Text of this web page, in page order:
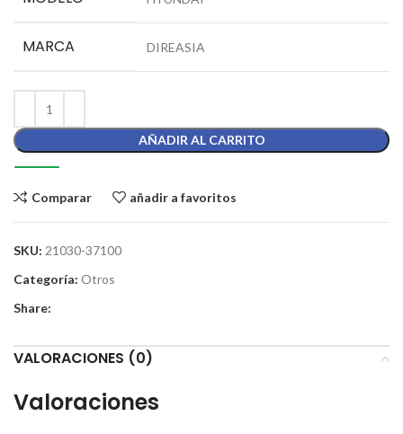
MARCA DIREASIA
AÑADIR AL CARRITO
Comparar añadir a favoritos
SKU: 21030-37100
Categoría: Otros
Share:
VALORACIONES (0)
Valoraciones